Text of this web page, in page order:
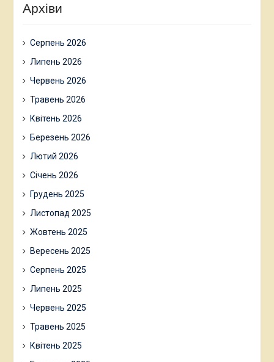
Архіви
Серпень 2026
Липень 2026
Червень 2026
Травень 2026
Квітень 2026
Березень 2026
Лютий 2026
Січень 2026
Грудень 2025
Листопад 2025
Жовтень 2025
Вересень 2025
Серпень 2025
Липень 2025
Червень 2025
Травень 2025
Квітень 2025